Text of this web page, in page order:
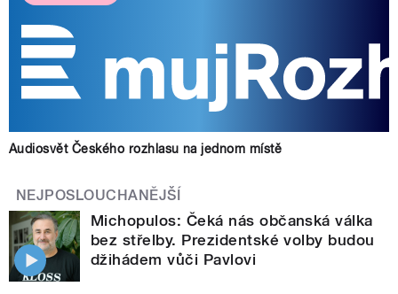
Audiosvět Českého rozhlasu na jednom místě
NEJPOSLOUCHANĚJŠÍ
Michopulos: Čeká nás občanská válka
bez střelby. Prezidentské volby budou
džihádem vůči Pavlovi